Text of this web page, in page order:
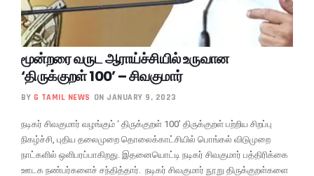
மூன்றரை வருட ஆராய்ச்சியில் உருவான
‘திருக்குறள் 100’ – சிவகுமார்
BY G TAMIL NEWS ON JANUARY 9, 2023
நடிகர் சிவகுமார் வழங்கும் ‘ திருக்குறள் 100’ திருக்குறள் பற்றிய சிறப்பு
நிகழ்ச்சி, புதிய தலைமுறை தொலைக்காட்சியில் பொங்கல் விடுமுறை
நாட்களில் ஒளிபரப்பாகிறது. இதனையொட்டி நடிகர் சிவகுமார் பத்திரிக்கை
ஊடக நண்பர்களைச் சந்தித்தார். நடிகர் சிவகுமார் நூறு திருக்குறள்களை